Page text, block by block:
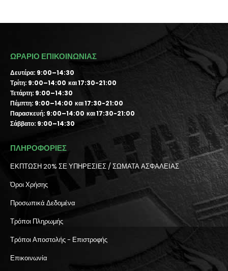
ΩΡΑΡΙΟ ΕΠΙΚΟΙΝΩΝΙΑΣ
Δευτέρα: 9:00–14:30
Τρίτη: 9:00–14:00 και 17:30-21:00
Τετάρτη: 9:00–14:30
Πέμπτη: 9:00–14:00 και 17:30-21:00
Παρασκευή: 9:00–14:00 και 17:30-21:00
Σάββατο: 9:00–14:30
ΠΛΗΡΟΦΟΡΙΕΣ
ΕΚΠΤΩΣΗ 20% ΣΕ ΥΠΗΡΕΣΙΕΣ / ΣΩΜΑΤΑ ΑΣΦΑΛΕΙΑΣ
Όροι Χρήσης
Προσωπικά Δεδομένα
Τρόποι Πληρωμής
Τρόποι Αποστολής - Επιστροφής
Επικοινωνία